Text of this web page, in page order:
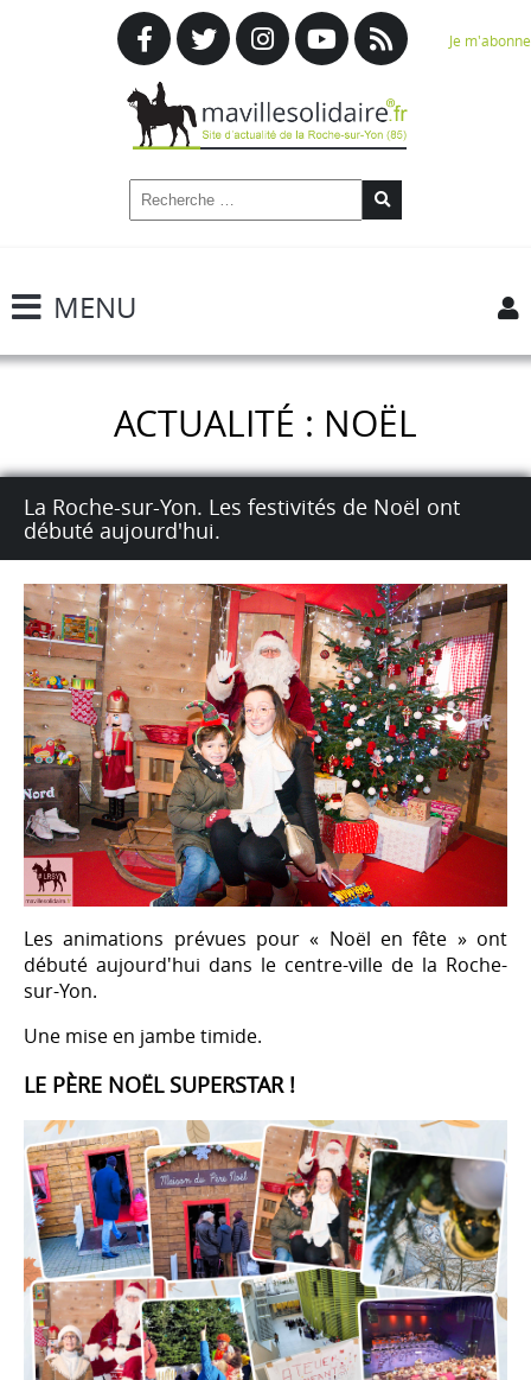
Je m'abonne
MENU
ACTUALITÉ : NOËL
La Roche-sur-Yon. Les festivités de Noël ont
débuté aujourd'hui.
Les animations prévues pour « Noël en fête » ont
débuté aujourd'hui dans le centre-ville de la Roche-
sur-Yon.
Une mise en jambe timide.
LE PÈRE NOËL SUPERSTAR !